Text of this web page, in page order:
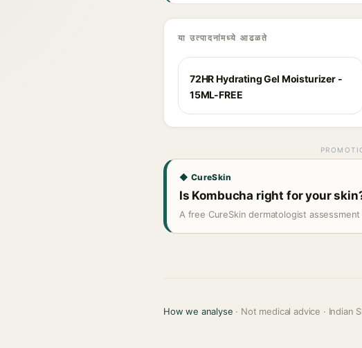
या उत्पादनांमध्ये आढळते
72HR Hydrating Gel Moisturizer -
15ML-FREE
◆ CureSkin
Is Kombucha right for your
A free CureSkin dermatologist
How we analyse · Not medical advice · Indian